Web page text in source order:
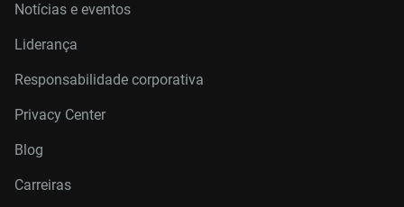
Notícias e eventos
Liderança
Responsabilidade corporativa
Privacy Center
Blog
Carreiras